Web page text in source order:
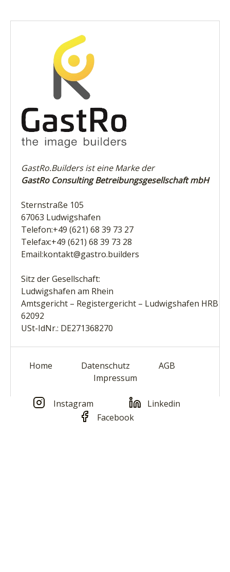
GastRo.Builders ist eine Marke der
GastRo Consulting Betreibungsgesellschaft mbH
Sternstraße 105
67063 Ludwigshafen
Telefon:+49 (621) 68 39 73 27
Telefax:+49 (621) 68 39 73 28
Email:kontakt@gastro.builders
Sitz der Gesellschaft:
Ludwigshafen am Rhein
Amtsgericht – Registergericht – Ludwigshafen HRB
62092
USt-IdNr.: DE271368270
Home Datenschutz
AGB
Impressum
Instagram
Linkedin
Facebook